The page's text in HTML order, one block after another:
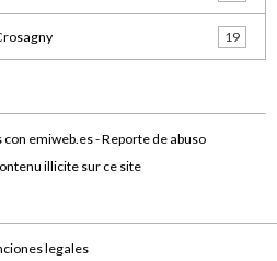
19
con emiweb.es -Reporte de abuso
illicite sur ce site
legales